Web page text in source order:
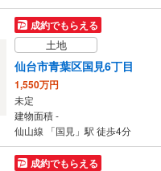
成約でもらえる
土地
仙台市青葉区国見6丁目
1,550万円
未定
建物面積 -
仙山線 「国見」駅 徒歩4分
成約でもらえる